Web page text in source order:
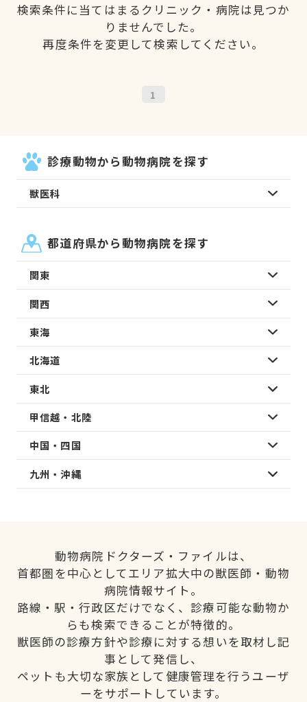
検索条件に当てはまるクリニック・病院は見つか
りませんでした。
再度条件を変更して検索してください。
1
診療動物から動物病院を探す
獣医科
都道府県から動物病院を探す
関東
関西
東海
北海道
東北
甲信越・北陸
中国・四国
九州・沖縄
動物病院ドクターズ・ファイルは、
首都圏を中心としてエリア拡大中の獣医師・動物
病院情報サイト。
路線・駅・行政区だけでなく、診療可能な動物か
らも検索できることが特徴的。
獣医師の診療方針や診療に対する想いを取材し記
事として発信し、
ペットも大切な家族として健康管理を行うユーザ
ーをサポートしています。